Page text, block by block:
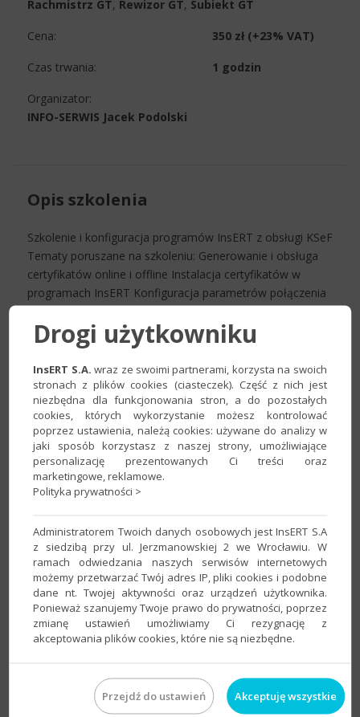
Rachmistrz GT, Rewizor GT, Subiekt GT
Cena: 350 zł (+23% VAT)
Czas trwania: 1 godzin
Organizator:
INFO-SERWIS Jacek Podolski
Opis szkolenia
Szkolenie i konfiguracja programów InsERT z obsługi KSeF
Tematy poruszane na szkoleniu: Generowanie i obsługa
certyfikatów online i offline Instalacja certyfikatów w
programach InsERT Konfiguracja parametrów połączenia
z KSeF w programach InsERT Odbieranie faktur w
modułach zakupu e-faktura Przetwarzanie dokumentów
zakupu z KSeF Księgowanie dokumentów pochodzących z
KSeF Konfiguracja schematów importu KSeF Wysyłanie
faktur sprzedaży do KsEF Obsługa statusów dokumentów
wysyłanych do KSeF Wysyłanie faktur sprzedaży w
sytuacjach awaryjnych oraz offline24 Obsługa wydruków
dokumentów sprzedaży i zakupu KSeF
Miasto: Lublin
Ulica: Fabryczna 3/9
Telefon:
81-745-19-10, 609-98-00-00
biuro@infoserwis.lublin.pl
Drogi użytkowniku
InsERT S.A. wraz ze swoimi partnerami, korzysta na swoich
stronach z plików cookies (ciasteczek). Część z nich jest
niezbędna dla funkcjonowania stron, a do pozostałych
cookies, których wykorzystanie możesz kontrolować
poprzez ustawienia, należą cookies: używane do analizy w
jaki sposób korzystasz z naszej strony, umożliwiające
personalizację prezentowanych Ci treści oraz
marketingowe, reklamowe.
Polityka prywatności >
Administratorem Twoich danych osobowych jest InsERT S.A
z siedzibą przy ul. Jerzmanowskiej 2 we Wrocławiu. W
ramach odwiedzania naszych serwisów internetowych
możemy przetwarzać Twój adres IP, pliki cookies i podobne
dane nt. Twojej aktywności oraz urządzeń użytkownika.
Ponieważ szanujemy Twoje prawo do prywatności, poprzez
zmianę ustawień umożliwiamy Ci rezygnację z
akceptowania plików cookies, które nie są niezbędne.
Przejdź do ustawień Akceptuję wszystkie